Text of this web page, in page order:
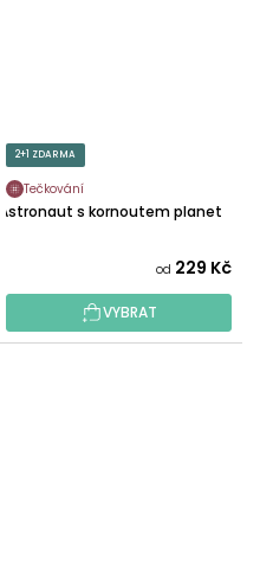
2+1 ZDARMA
Tečkování
Astronaut s kornoutem planet
od 229 Kč
VYBRAT